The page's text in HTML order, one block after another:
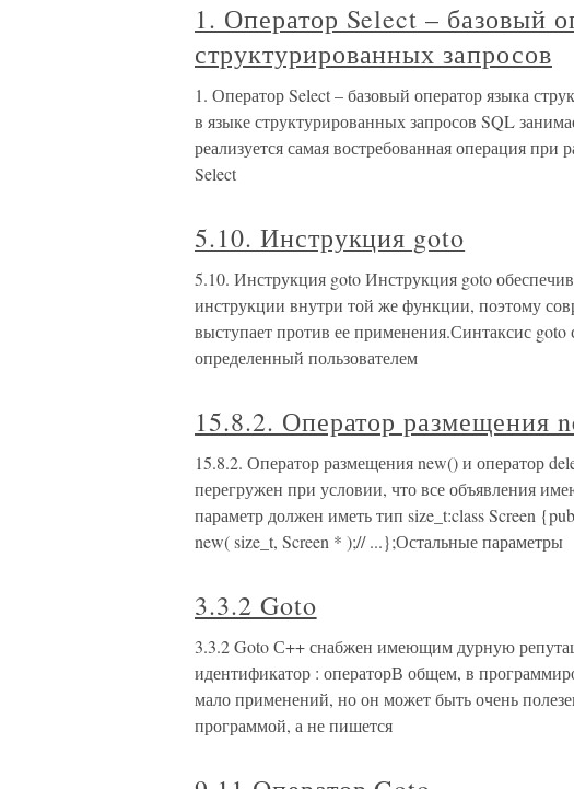
1. Оператор Select – базовый
структурированных запросов
1. Оператор Select – базовый оператор языка
в языке структурированных запросов SQL
реализуется самая востребованная операция
Select
5.10. Инструкция goto
5.10. Инструкция goto Инструкция goto
инструкции внутри той же функции, поэтому
выступает против ее применения.Синтаксис
определенный пользователем
15.8.2. Оператор размещения
15.8.2. Оператор размещения new() и оператор
перегружен при условии, что все объявления
параметр должен иметь тип size_t:class Screen
new( size_t, Screen * );// ...};Остальные параметры
3.3.2 Goto
3.3.2 Goto С++ снабжен имеющим дурную
идентификатор : операторВ общем, в
мало применений, но он может быть очень
программой, а не пишется